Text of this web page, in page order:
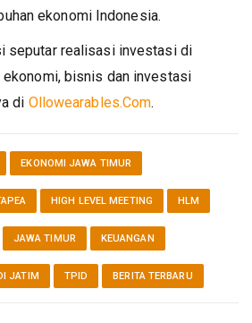
ekonomi Indonesia.
seputar realisasi investasi di
ekonomi, bisnis dan investasi
di Ollowearables.Com.
EKONOMI JAWA TIMUR
HIGH LEVEL MEETING HLM
JAWA TIMUR KEUANGAN
JATIM TPID BERITA TERBARU